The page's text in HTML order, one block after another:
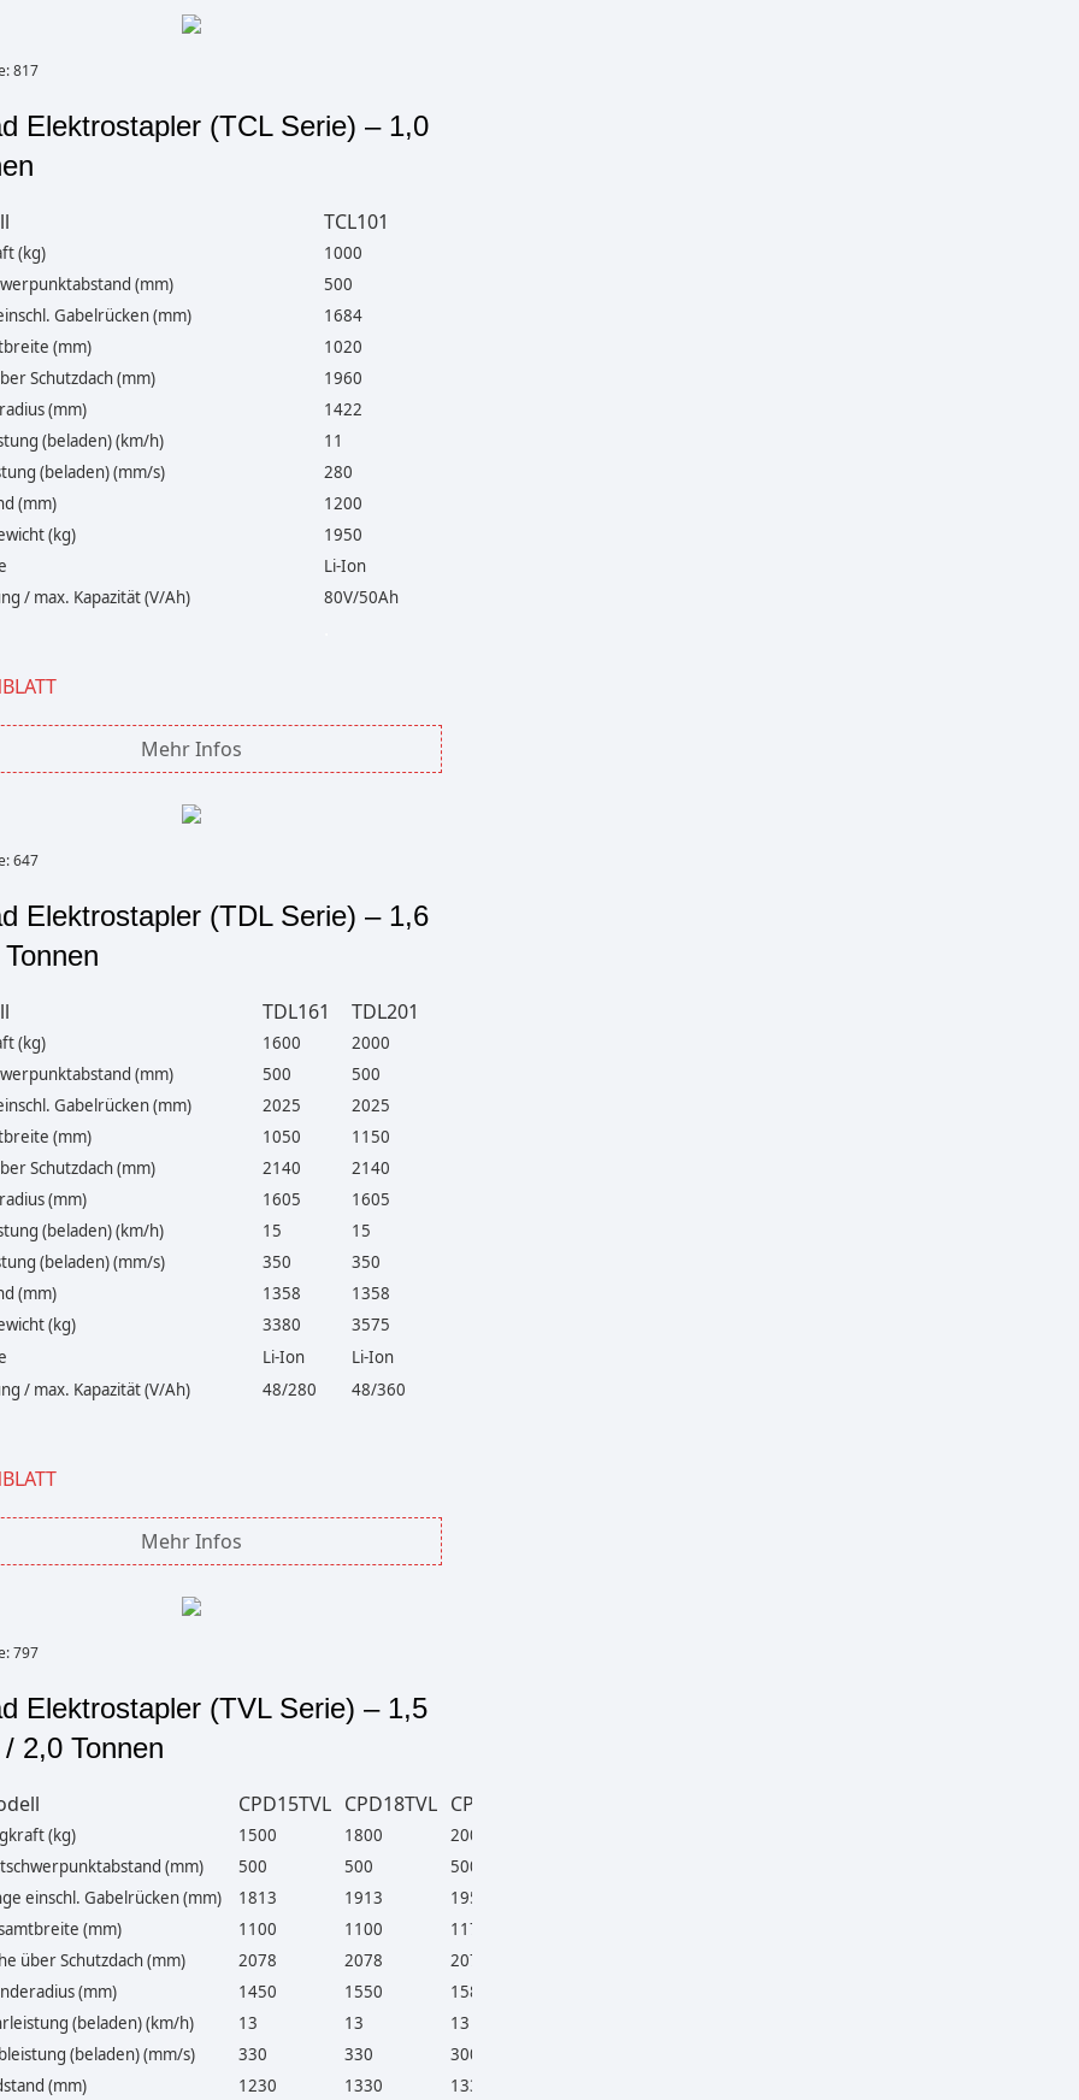
817
Elektrostapler (TCL Serie) – 1,0
TCL101
(kg)
1000
(mm)
500
Gabelrücken (mm)
1684
(mm)
1020
Schutzdach (mm)
1960
(mm)
1422
(beladen) (km/h)
11
(beladen) (mm/s)
280
(mm)
1200
(kg)
1950
Li-Ion
/ max. Kapazität (V/Ah)
80V/50Ah
Mehr Infos
647
Elektrostapler (TDL Serie) – 1,6
TDL161 TDL201
(kg) 1600
2000
(mm)
500
500
Gabelrücken (mm)
2025
2025
(mm)
1050
1150
Schutzdach (mm)
2140
2140
(mm)
1605
1605
(beladen) (km/h)
15
15
(beladen) (mm/s)
350
350
(mm)
1358
1358
(kg)
3380
3575
Li-Ion
Li-Ion
/ max. Kapazität (V/Ah)
48/280 48/360
Mehr Infos
797
Elektrostapler (TVL Serie) – 1,5
2,0 Tonnen
CPD15TVL CPD18TVL CPD20TVL
(kg) 1500 1800
2000
(mm)
500 500
500
einschl. Gabelrücken (mm)
1813 1913
1950
(mm)
1100 1100
1170
über Schutzdach (mm)
2078 2078
2078
(mm)
1450 1550
1585
(beladen) (km/h)
13 13
13
(beladen) (mm/s)
330 330
300
(mm)
1230 1330 1330